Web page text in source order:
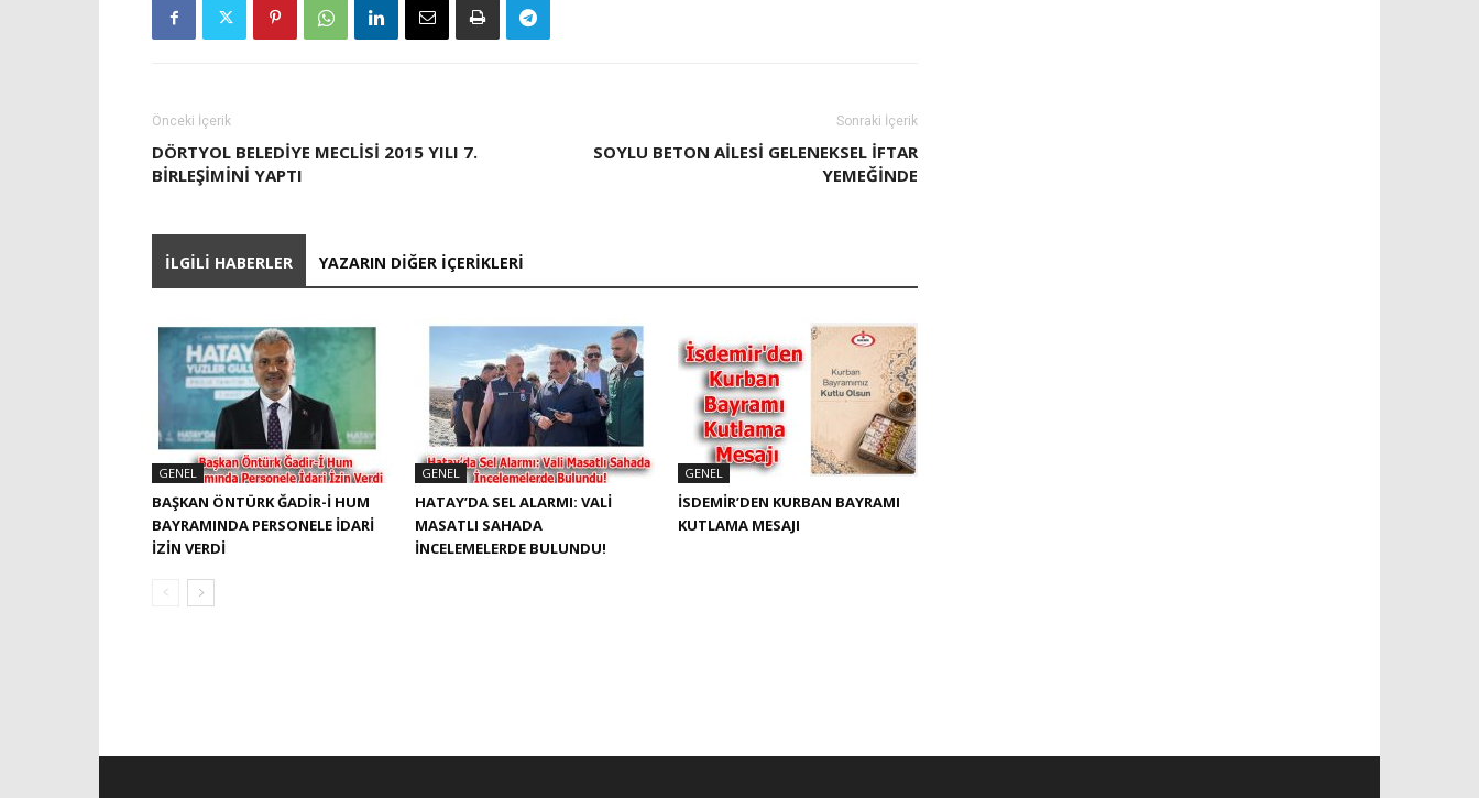
Önceki İçerik
DÖRTYOL BELEDİYE MECLİSİ 2015 YILI 7.
BİRLEŞİMİNİ YAPTI
Sonraki İçerik
SOYLU BETON AİLESİ GELENEKSEL İFTAR
YEMEĞİNDE
İLGILI HABERLER YAZARIN DIĞER İÇERIKLERI
GENEL
BAŞKAN ÖNTÜRK ĞADIR-İ HUM
BAYRAMINDA PERSONELE İDARI
İZIN VERDI
GENEL
HATAY’DA SEL ALARMI: VALI
MASATLI SAHADA
İNCELEMELERDE BULUNDU!
GENEL
İSDEMIR’DEN KURBAN BAYRAMI
KUTLAMA MESAJI